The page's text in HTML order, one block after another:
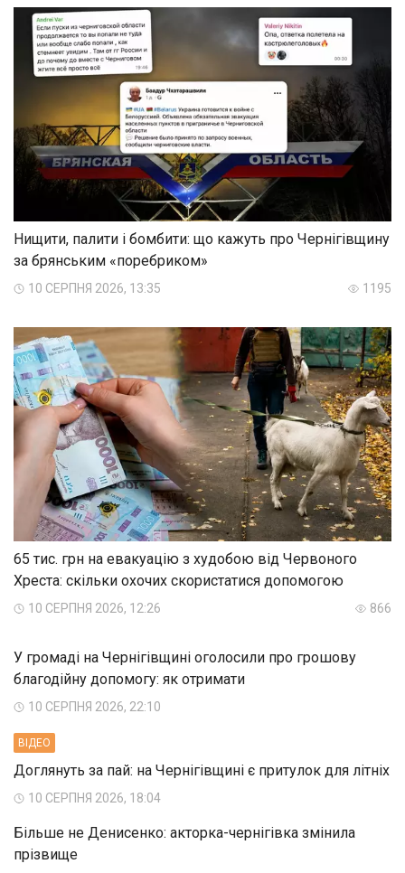
Нищити, палити і бомбити: що кажуть про Чернігівщину
за брянським «поребриком»
10 СЕРПНЯ 2026, 13:35 1195
65 тис. грн на евакуацію з худобою від Червоного
Хреста: скільки охочих скористатися допомогою
10 СЕРПНЯ 2026, 12:26 866
У громаді на Чернігівщині оголосили про грошову
благодійну допомогу: як отримати
10 СЕРПНЯ 2026, 22:10
ВIДЕО
Доглянуть за пай: на Чернігівщині є притулок для літніх
10 СЕРПНЯ 2026, 18:04
Більше не Денисенко: акторка-чернігівка змінила
прізвище